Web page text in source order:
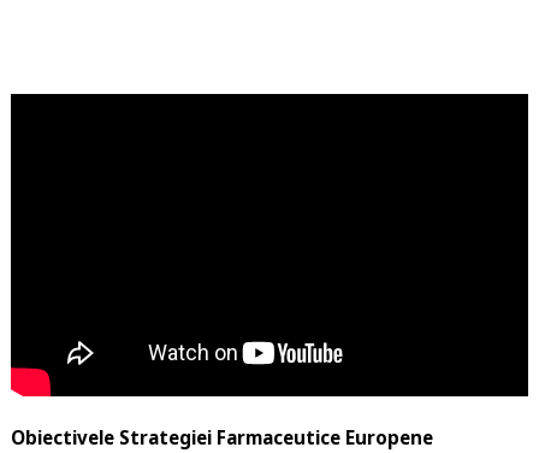
Obiectivele Strategiei Farmaceutice Europene